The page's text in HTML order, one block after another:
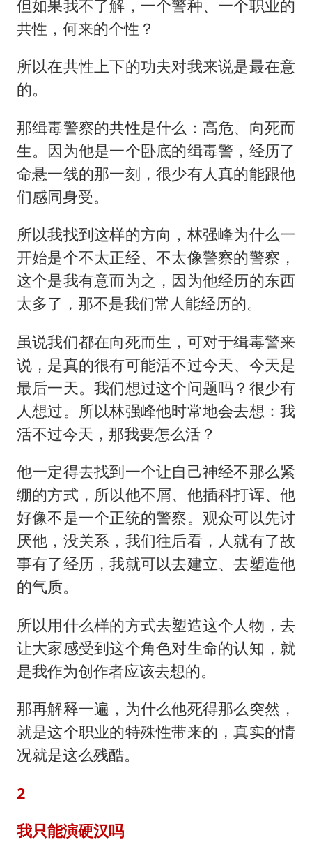
但如果我不了解，一个警种、一个职业的
共性，何来的个性？
所以在共性上下的功夫对我来说是最在意
的。
那缉毒警察的共性是什么：高危、向死而
生。因为他是一个卧底的缉毒警，经历了
命悬一线的那一刻，很少有人真的能跟他
们感同身受。
所以我找到这样的方向，林强峰为什么一
开始是个不太正经、不太像警察的警察，
这个是我有意而为之，因为他经历的东西
太多了，那不是我们常人能经历的。
虽说我们都在向死而生，可对于缉毒警来
说，是真的很有可能活不过今天、今天是
最后一天。我们想过这个问题吗？很少有
人想过。所以林强峰他时常地会去想：我
活不过今天，那我要怎么活？
他一定得去找到一个让自己神经不那么紧
绷的方式，所以他不屑、他插科打诨、他
好像不是一个正统的警察。观众可以先讨
厌他，没关系，我们往后看，人就有了故
事有了经历，我就可以去建立、去塑造他
的气质。
所以用什么样的方式去塑造这个人物，去
让大家感受到这个角色对生命的认知，就
是我作为创作者应该去想的。
那再解释一遍，为什么他死得那么突然，
就是这个职业的特殊性带来的，真实的情
况就是这么残酷。
2
我只能演硬汉吗